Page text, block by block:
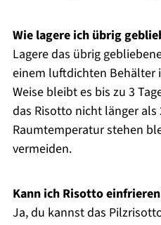
Wie lagere ich übrig
Lagere das übrig
einem luftdichten Behälter
Weise bleibt es bis zu 3
das Risotto nicht länger als
Raumtemperatur stehen
vermeiden.
Kann ich Risotto
Ja, du kannst das